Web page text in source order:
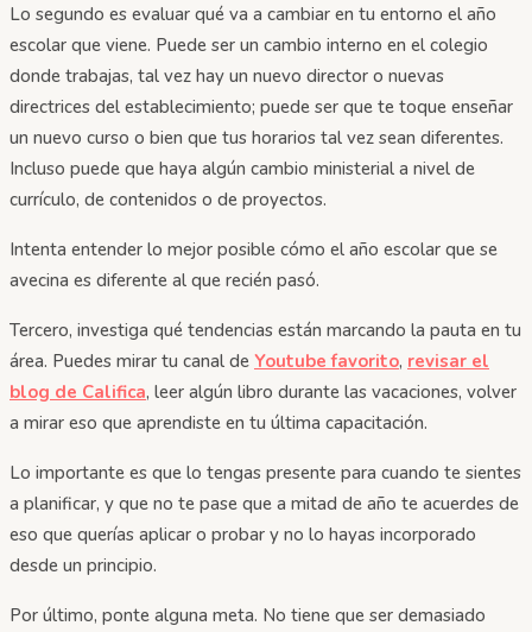
Lo segundo es evaluar qué va a cambiar en tu entorno el año
escolar que viene. Puede ser un cambio interno en el colegio
donde trabajas, tal vez hay un nuevo director o nuevas
directrices del establecimiento; puede ser que te toque enseñar
un nuevo curso o bien que tus horarios tal vez sean diferentes.
Incluso puede que haya algún cambio ministerial a nivel de
currículo, de contenidos o de proyectos.
Intenta entender lo mejor posible cómo el año escolar que se
avecina es diferente al que recién pasó.
Tercero, investiga qué tendencias están marcando la pauta en tu
área. Puedes mirar tu canal de Youtube favorito, revisar el
blog de Califica, leer algún libro durante las vacaciones, volver
a mirar eso que aprendiste en tu última capacitación.
Lo importante es que lo tengas presente para cuando te sientes
a planificar, y que no te pase que a mitad de año te acuerdes de
eso que querías aplicar o probar y no lo hayas incorporado
desde un principio.
Por último, ponte alguna meta. No tiene que ser demasiado